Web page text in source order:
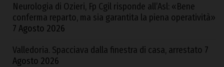
Neurologia di Ozieri, Fp Cgil risponde all’Asl: «Bene
conferma reparto, ma sia garantita la piena operatività»
7 Agosto 2026
Valledoria. Spacciava dalla finestra di casa, arrestato 7
Agosto 2026